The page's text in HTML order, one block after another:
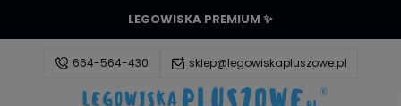
LEGOWISKA PREMIUM ✨
664-564-430 sklep@legowiskapluszowe.pl